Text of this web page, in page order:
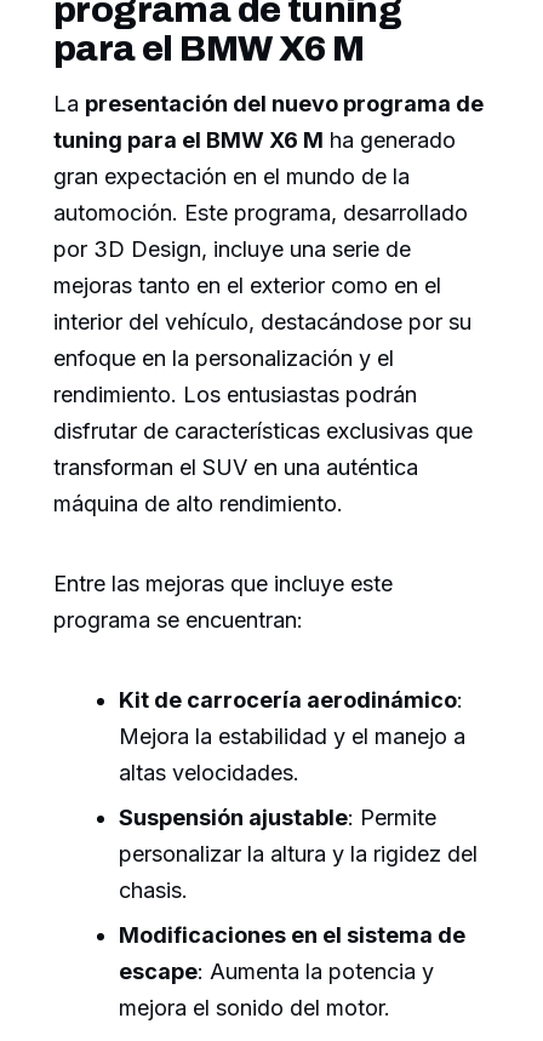
programa de tuning
para el BMW X6 M
La presentación del nuevo programa de
tuning para el BMW X6 M ha generado
gran expectación en el mundo de la
automoción. Este programa, desarrollado
por 3D Design, incluye una serie de
mejoras tanto en el exterior como en el
interior del vehículo, destacándose por su
enfoque en la personalización y el
rendimiento. Los entusiastas podrán
disfrutar de características exclusivas que
transforman el SUV en una auténtica
máquina de alto rendimiento.
Entre las mejoras que incluye este
programa se encuentran:
Kit de carrocería aerodinámico:
Mejora la estabilidad y el manejo a
altas velocidades.
Suspensión ajustable: Permite
personalizar la altura y la rigidez del
chasis.
Modificaciones en el sistema de
escape: Aumenta la potencia y
mejora el sonido del motor.